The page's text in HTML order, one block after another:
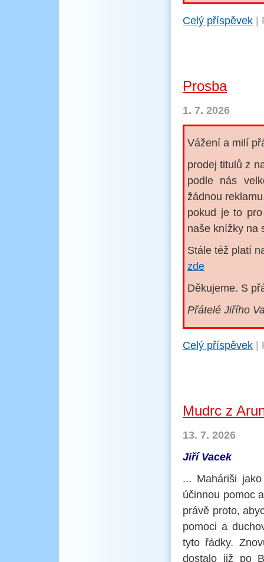
Celý příspěvek
Prosba
1. 7. 2026
Vážení a milí
prodej titulů z
podle nás
žádnou
pokud je to
naše knížky na
Stále též platí
zde
Děkujeme. S
Přátelé Jiřího
Celý příspěvek
Mudrc z
13. 7. 2026
Jiří Vacek
... Maháriši
účinnou pomoc
právě proto,
pomoci a
tyto řádky.
dostalo již po